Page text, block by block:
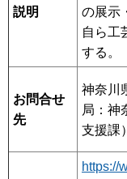
説明
の展示
自ら工
する。
お問合せ
先
神奈川
局：神
支援課
https://